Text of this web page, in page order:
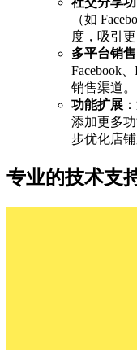
（如
度，吸引
多平台销售
Facebook
销售渠道。
功能扩展
添加更多
步优化店铺
专业的技术支